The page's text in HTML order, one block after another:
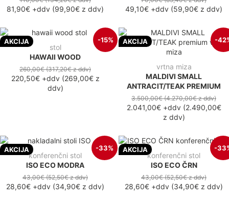
81,90€ +ddv (99,90€ z ddv) 49,10€ +ddv (59,90€ z ddv)
AKCIJA -15%
stol
HAWAII WOOD
260,00€(317,20€z ddv)
220,50€+ddv(269,00€z
ddv)
AKCIJA -
vrtna miza
MALDIVI SMALL
ANTRACIT/TEAK PREMIUM
3.500,00€(4.270,00€z ddv)
2.041,00€+ddv(2.490,00€
z ddv)
AKCIJA -33%
konferenčni stol
ISO ECO MODRA
43,00€(52,50€z ddv)
28,60€ +ddv (34,90€ z ddv)
AKCIJA -
konferenčni stol
ISO ECO ČRN
43,00€(52,50€z ddv)
28,60€ +ddv (34,90€ z ddv)